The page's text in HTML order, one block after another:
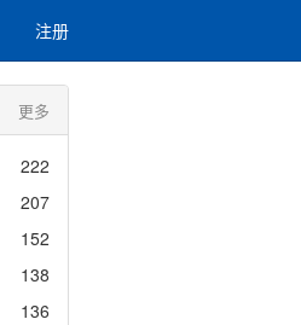
注册
更多
222
207
152
138
136